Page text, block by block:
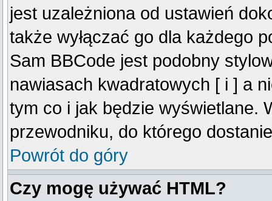
jest uzależniona od ustawień
także wyłączać go dla każdego
Sam BBCode jest podobny
nawiasach kwadratowych [ i ] a
tym co i jak będzie wyświetlane.
przewodniku, do którego
Powrót do góry
Czy mogę używać HTML?